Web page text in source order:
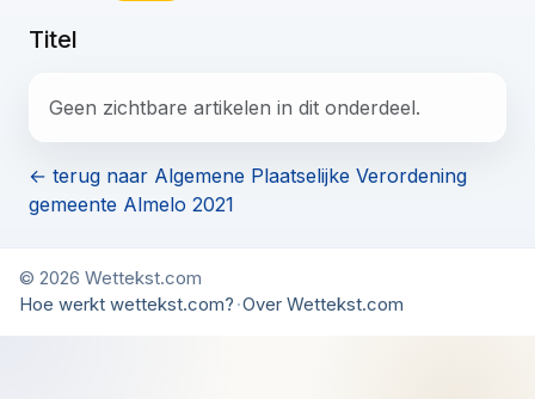
Titel
Geen zichtbare artikelen in dit onderdeel.
← terug naar Algemene Plaatselijke Verordening
gemeente Almelo 2021
© 2026 Wettekst.com
Hoe werkt wettekst.com? ·Over Wettekst.com